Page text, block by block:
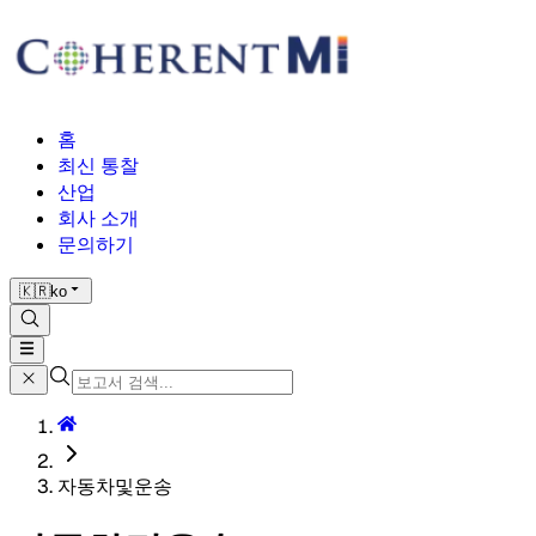
홈
최신 통찰
산업
회사 소개
문의하기
🇰🇷ko
자동차및운송